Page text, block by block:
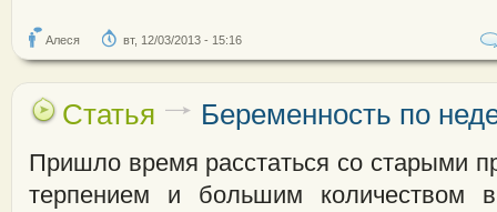
Алеся вт, 12/03/2013 - 15:16
Статья Беременность по
Пришло время расстаться со старыми
терпением и большим количеством